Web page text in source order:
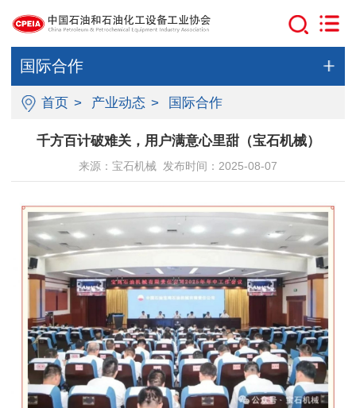
国际合作
首页 > 产业动态 > 国际合作
千方百计破难关，用户满意心里甜（宝石机械）
来源：宝石机械 发布时间：2025-08-07